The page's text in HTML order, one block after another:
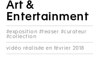
Art &
Entertainment
#exposition #teaser #curateur
#collection
vidéo réalisée en février 2018